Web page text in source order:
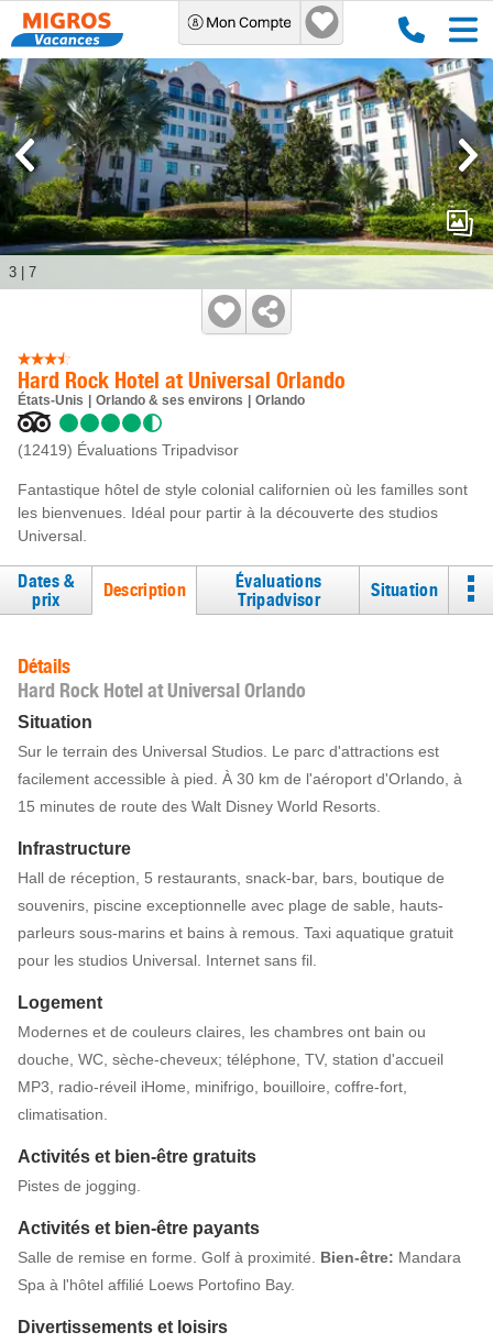
Hard Rock Hotel at Universal Orlando
États-Unis Orlando & ses environs Orlando
(12419) Évaluations Tripadvisor
Fantastique hôtel de style colonial californien où les familles sont
les bienvenues. Idéal pour partir à la découverte des studios
Universal.
3 7
Dates &
prix
Description
Évaluations
Tripadvisor
Situation
Détails
Hard Rock Hotel at Universal Orlando
Situation
Sur le terrain des Universal Studios. Le parc d'attractions est
facilement accessible à pied. À 30 km de l'aéroport d'Orlando, à
15 minutes de route des Walt Disney World Resorts.
Infrastructure
Hall de réception, 5 restaurants, snack-bar, bars, boutique de
souvenirs, piscine exceptionnelle avec plage de sable, hauts-
parleurs sous-marins et bains à remous. Taxi aquatique gratuit
pour les studios Universal. Internet sans fil.
Logement
Modernes et de couleurs claires, les chambres ont bain ou
douche, WC, sèche-cheveux; téléphone, TV, station d'accueil
MP3, radio-réveil iHome, minifrigo, bouilloire, coffre-fort,
climatisation.
Activités et bien-être gratuits
Pistes de jogging.
Activités et bien-être payants
Salle de remise en forme. Golf à proximité. Bien-être: Mandara
Spa à l'hôtel affilié Loews Portofino Bay.
Divertissements et loisirs